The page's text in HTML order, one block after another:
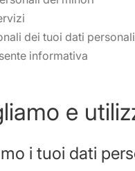
dei tuoi dati personali
informativa
e
i tuoi dati